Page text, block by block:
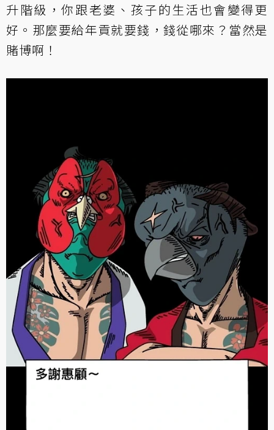
升階級，你跟老婆、孩子的生活也會變得更
好。那麼要給年貢就要錢，錢從哪來？當然是
賭博啊！